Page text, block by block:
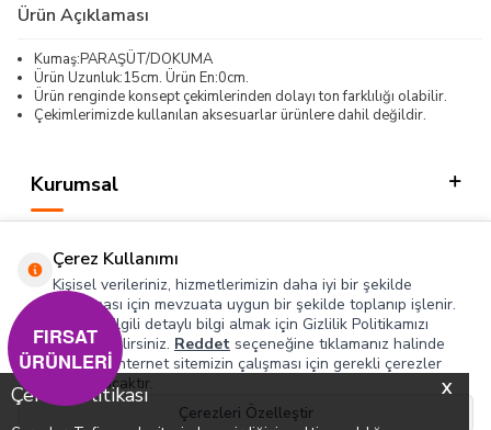
X
Çerez Politikası
Ürün Açıklaması
Kumaş:PARAŞÜT/DOKUMA
Ürün Uzunluk:15cm. Ürün En:0cm.
Ürün renginde konsept çekimlerinden dolayı ton farklılığı olabilir.
Çekimlerimizde kullanılan aksesuarlar ürünlere dahil değildir.
Kurumsal
Hızlı Erişim
Sosyal
Adres & İletişim
Çerez Kullanımı
Kişisel verileriniz, hizmetlerimizin daha iyi bir şekilde
sunulması için mevzuata uygun bir şekilde toplanıp işlenir.
Konuyla ilgili detaylı bilgi almak için Gizlilik Politikamızı
inceleyebilirsiniz. Reddet seçeneğine tıklamanız halinde
yalnızca internet sitemizin çalışması için gerekli çerezler
kullanılacaktır.
Çerezleri Özelleştir
FIRSAT
ÜRÜNLERİ